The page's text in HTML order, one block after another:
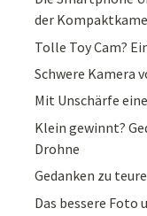
der
Tolle Toy Cam?
Schwere Kamera
Mit Unschärfe
Klein gewinnt?
Drohne
Gedanken zu
Das bessere Foto